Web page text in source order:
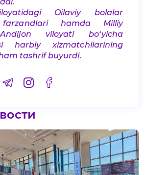
Oilaviy bolalar
hamda Milliy
viloyati bo‘yicha
harbiy xizmatchilarining
tashrif buyurdi.